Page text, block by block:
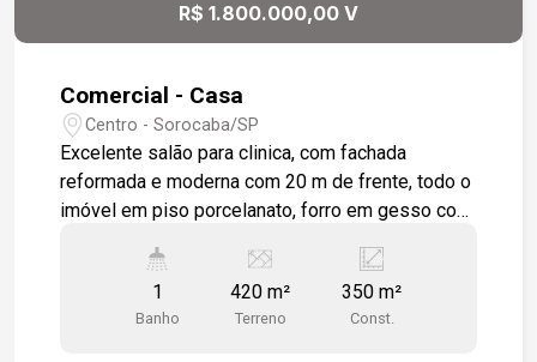
R$ 1.800.000,00 V
Comercial - Casa
Centro - Sorocaba/SP
Excelente salão para clinica, com fachada
reformada e moderna com 20 m de frente, todo o
imóvel em piso porcelanato, forro em gesso com
salas para atendimento, todas com lavatórios.
Banheiros também reformados.
1
Banho
420 m²
Terreno
350 m²
Const.